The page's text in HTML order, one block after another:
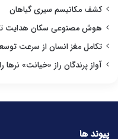
کشف مکانیسم سیری گیاهان
هوش مصنوعی سکان هدایت
تکامل مغز انسان از سرعت
آواز پرندگان راز «خیانت»
پیوند ها